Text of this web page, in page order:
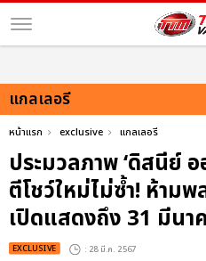
แกลเลอรี
หน้าแรก exclusive แกลเลอรี
ประมวลภาพ ‘ดิสนีย์
ตีโชว์ใหม่ไม่ซ้ำ! ห้าม
เปิดแสดงถึง 31 มีนา
EXCLUSIVE : 28 มี.ค. 2567